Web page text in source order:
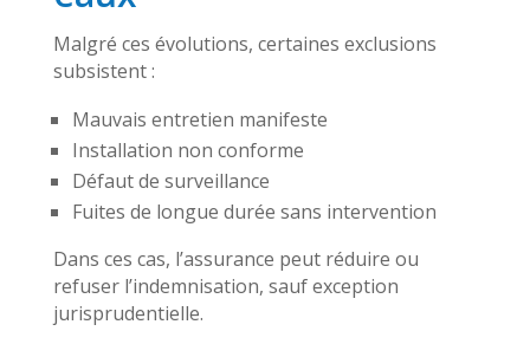
Malgré ces évolutions, certaines exclusions
subsistent :
Mauvais entretien manifeste
Installation non conforme
Défaut de surveillance
Fuites de longue durée sans intervention
Dans ces cas, l’assurance peut réduire ou
refuser l’indemnisation, sauf exception
jurisprudentielle.